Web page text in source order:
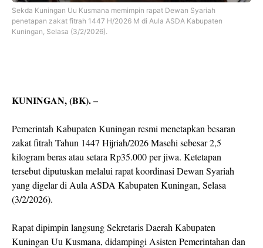
Sekda Kuningan Uu Kusmana memimpin rapat Dewan Syariah
penetapan zakat fitrah 1447 H/2026 M di Aula ASDA Kabupaten
Kuningan, Selasa (3/2/2026).
KUNINGAN, (BK). –
Pemerintah Kabupaten Kuningan resmi menetapkan besaran
zakat fitrah Tahun 1447 Hijriah/2026 Masehi sebesar 2,5
kilogram beras atau setara Rp35.000 per jiwa. Ketetapan
tersebut diputuskan melalui rapat koordinasi Dewan Syariah
yang digelar di Aula ASDA Kabupaten Kuningan, Selasa
(3/2/2026).
Rapat dipimpin langsung Sekretaris Daerah Kabupaten
Kuningan Uu Kusmana, didampingi Asisten Pemerintahan dan